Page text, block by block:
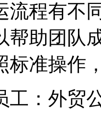
流程有不
帮助团队
标准操作
工：外贸